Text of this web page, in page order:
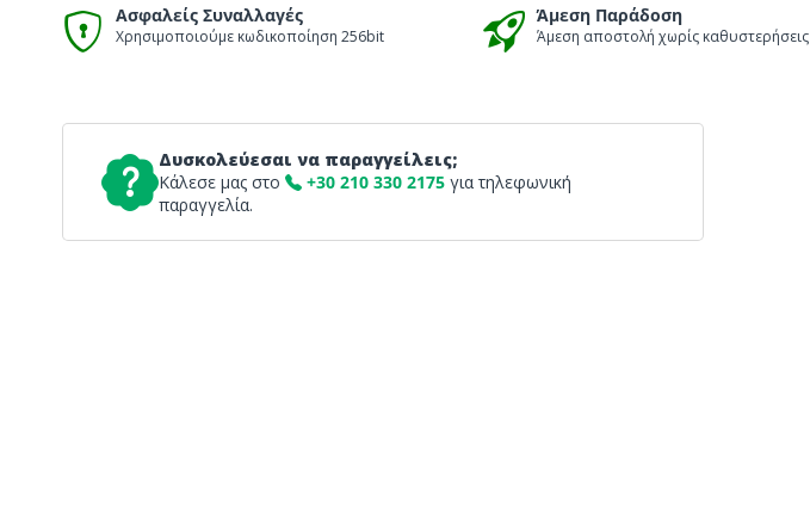
Ασφαλείς Συναλλαγές
Χρησιμοποιούμε κωδικοποίηση 256bit
Άμεση Παράδοση
Άμεση αποστολή χωρίς καθυστερήσεις
Δυσκολεύεσαι να παραγγείλεις;
Κάλεσε μας στο
+30 210 330 2175 για τηλεφωνική
παραγγελία.